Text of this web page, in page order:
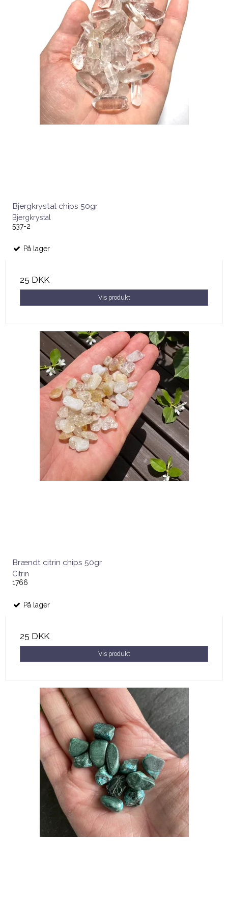
Bjergkrystal chips 50gr
Bjergkrystal
537-2
På lager
25 DKK
Vis produkt
Brændt citrin chips 50gr
Citrin
1766
På lager
25 DKK
Vis produkt